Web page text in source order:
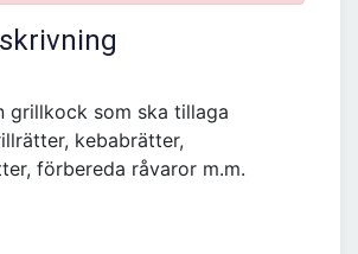
grillkock som ska tillaga
kebabrätter,
förbereda råvaror m.m.